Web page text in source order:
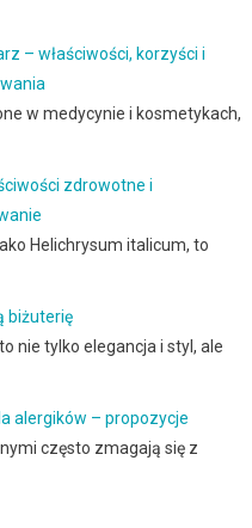
– właściwości, korzyści i
w medycynie i kosmetykach,
zdrowotne i
Helichrysum italicum, to
biżuterię
nie tylko elegancja i styl, ale
alergików – propozycje
często zmagają się z